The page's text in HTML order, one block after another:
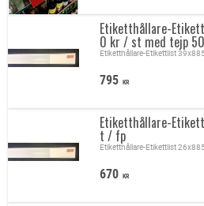
Etiketthållare-
0 kr / st med tejp
Etiketthållare-Etikettlist
795 KR
Etiketthållare-
t / fp
Etiketthållare-Etikettlist
670 KR